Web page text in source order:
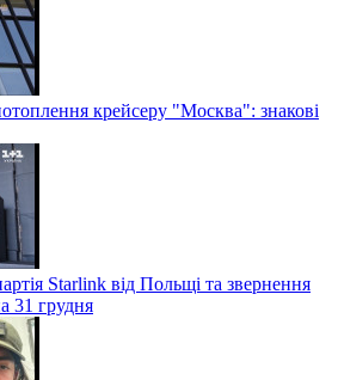
крейсеру "Москва": знакові
Starlink від Польщі та звернення
31 грудня